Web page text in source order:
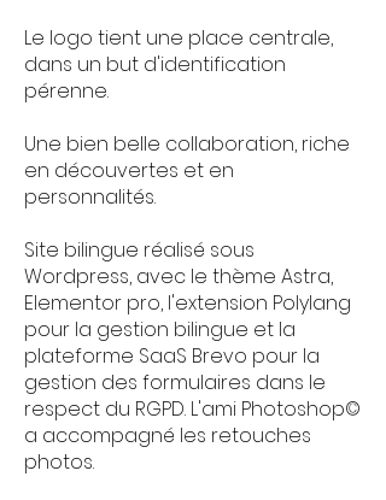
Le logo tient une place centrale,
dans un but d'identification
pérenne.
Une bien belle collaboration, riche
en découvertes et en
personnalités.
Site bilingue réalisé sous
Wordpress, avec le thème Astra,
Elementor pro, l'extension Polylang
pour la gestion bilingue et la
plateforme SaaS Brevo pour la
gestion des formulaires dans le
respect du RGPD. L'ami Photoshop©
a accompagné les retouches
photos.